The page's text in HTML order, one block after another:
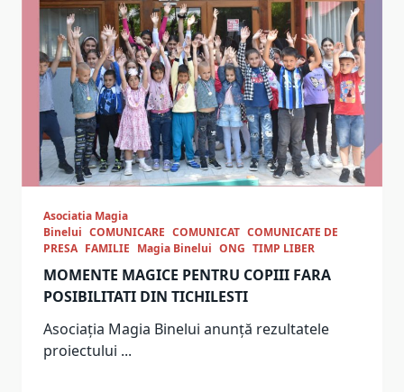
Asociatia Magia
Binelui COMUNICARE COMUNICAT COMUNICATE DE
PRESA FAMILIE Magia Binelui ONG TIMP LIBER
MOMENTE MAGICE PENTRU COPIII FARA
POSIBILITATI DIN TICHILESTI
Asociația Magia Binelui anunță rezultatele
proiectului ...